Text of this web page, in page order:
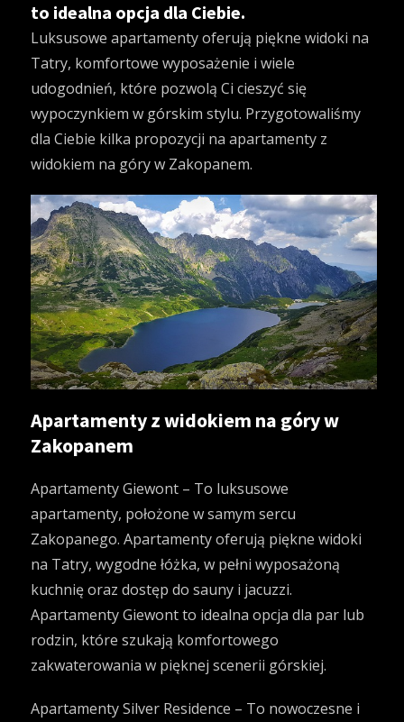
to idealna opcja dla Ciebie.
Luksusowe apartamenty oferują piękne widoki na
Tatry, komfortowe wyposażenie i wiele
udogodnień, które pozwolą Ci cieszyć się
wypoczynkiem w górskim stylu. Przygotowaliśmy
dla Ciebie kilka propozycji na apartamenty z
widokiem na góry w Zakopanem.
Apartamenty z widokiem na góry w
Zakopanem
Apartamenty Giewont – To luksusowe
apartamenty, położone w samym sercu
Zakopanego. Apartamenty oferują piękne widoki
na Tatry, wygodne łóżka, w pełni wyposażoną
kuchnię oraz dostęp do sauny i jacuzzi.
Apartamenty Giewont to idealna opcja dla par lub
rodzin, które szukają komfortowego
zakwaterowania w pięknej scenerii górskiej.
Apartamenty Silver Residence – To nowoczesne i